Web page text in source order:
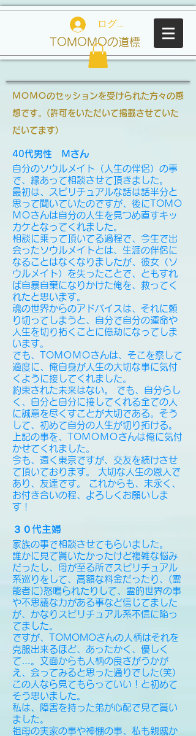
TOMOMOの道標
ログイン
ＭＯＭＯのセッションを受けられた方々の感
想です。(許可をいただいて掲載させていた
だいてます)
40代男性 Ｍさん
自分のソウルメイト（人生の伴侶）の事
で、縁あって相談させて頂きました。
最初は、スピリチュアルな話は話半分と
思って聞いていたのですが、後にTOＭＯ
ＭＯさんは自分の人生を見つめ直すキッ
カケとなってくれました。
相談に乗って頂いてる過程で、今生で出
会ったソウルメイトとは、生涯の伴侶に
なることはなくなりましたが、彼女（ソ
ウルメイト）を失ったことで、ともすれ
ば自暴自棄になりかけた俺を、救ってく
れたと思います。
魂の世界からのアドバイスは、それに頼
り切ってしまうと、自分で自分の運命や
人生を切り拓くことに億劫になってしま
います。
でも、TOＭＯＭＯさんは、そこを察して
適度に、俺自身が人生の大切な事に気付
くように接してくれました。
約束された未来はない。 でも、自分らし
く、自分と自分に接してくれる全ての人
に誠意を尽くすことが大切である。そう
して、初めて自分の人生が切り拓ける。
上記の事を、TOＭＯＭＯさんは俺に気付
かせてくれました。
今も、遠く東京ですが、交友を続けさせ
て頂いております。 大切な人生の恩人で
あり、友達です。 これからも、末永く、
お付き合いの程、よろしくお願いしま
す！
３０代主婦
家族の事で相談させてもらいました。
誰かに見て貰いたかったけど複雑な悩み
だったし、母が至る所でスピリチュアル
系巡りをして、高額な料金だったり、(霊
能者に)怒鳴られたりして、霊的世界の事
や不思議な力がある事など信じてました
が、かなりスピリチュアル系不信に陥っ
てました。
ですが、TOMOMOさんの人柄はそれを
克服出来るほど、あったかく、優しく
て…。文面からも人柄の良さがうかが
え、会ってみると思った通りでした(笑)
この人なら見てもらっていい！と初めて
そう思いました。
私は、障害を持った弟が心配で見て貰い
ました。
祖母の実家の事や神棚の事、私も親戚か